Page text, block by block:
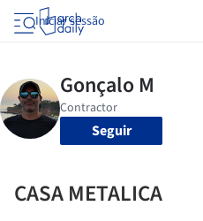
Iniciar sessão
Seguir
CASA METALICA